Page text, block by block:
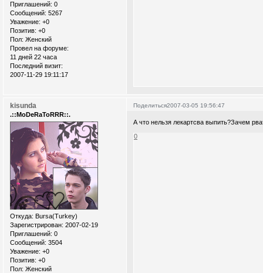
Приглашений: 0
Сообщений: 5267
Уважение: +0
Позитив: +0
Пол: Женский
Провел на форуме:
11 дней 22 часа
Последний визит:
2007-11-29 19:11:17
Поделиться2007-03-05 19:56:47
kisunda
.::MoDeRaToRRR::.
Откуда: Bursa(Turkey)
Зарегистрирован: 2007-02-19
Приглашений: 0
Сообщений: 3504
Уважение: +0
Позитив: +0
Пол: Женский
А что нельзя лекартсва выпить?Зачем
0